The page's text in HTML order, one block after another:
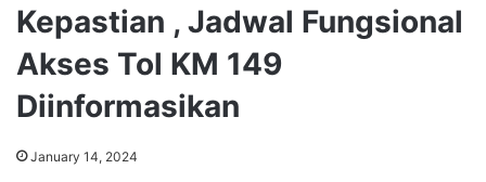
Kepastian , Jadwal Fungsional
Akses Tol KM 149
Diinformasikan
January 14, 2024